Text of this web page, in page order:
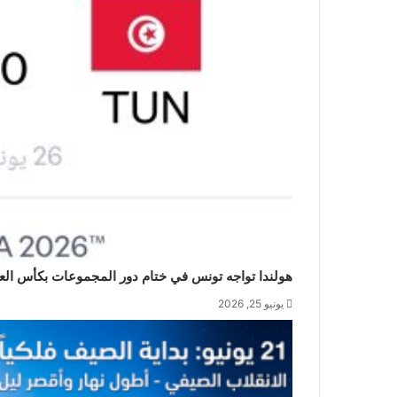
هولندا تواجه تونس في ختام دور المجموعات بكأس العالم
يونيو 25, 2026